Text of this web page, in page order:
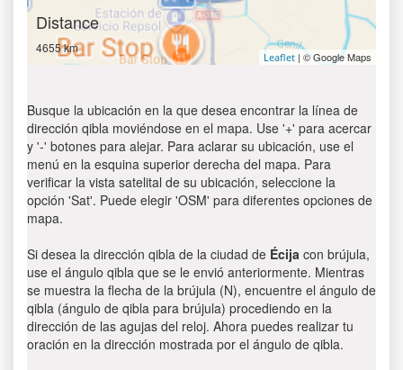
Distance
4655 km
Leaflet | © Google Maps
Busque la ubicación en la que desea encontrar la línea de
dirección qibla moviéndose en el mapa. Use '+' para acercar
y '-' botones para alejar. Para aclarar su ubicación, use el
menú en la esquina superior derecha del mapa. Para
verificar la vista satelital de su ubicación, seleccione la
opción 'Sat'. Puede elegir 'OSM' para diferentes opciones de
mapa.
Si desea la dirección qibla de la ciudad de Écija con brújula,
use el ángulo qibla que se le envió anteriormente. Mientras
se muestra la flecha de la brújula (N), encuentre el ángulo de
qibla (ángulo de qibla para brújula) procediendo en la
dirección de las agujas del reloj. Ahora puedes realizar tu
oración en la dirección mostrada por el ángulo de qibla.